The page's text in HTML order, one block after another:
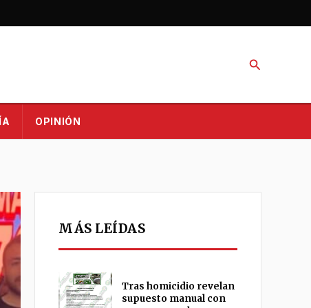
Buscar
OPINIÓN
MÁS LEÍDAS
Tras homicidio revelan
supuesto manual con